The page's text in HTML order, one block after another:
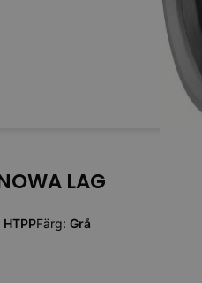
LAG
HTPPFärg: Grå